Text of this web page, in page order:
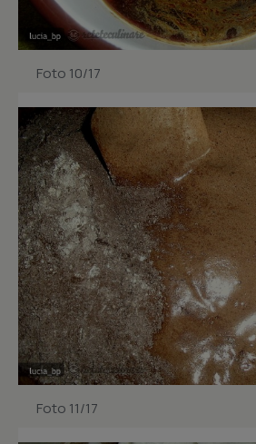
Foto 10/17
Foto 11/17